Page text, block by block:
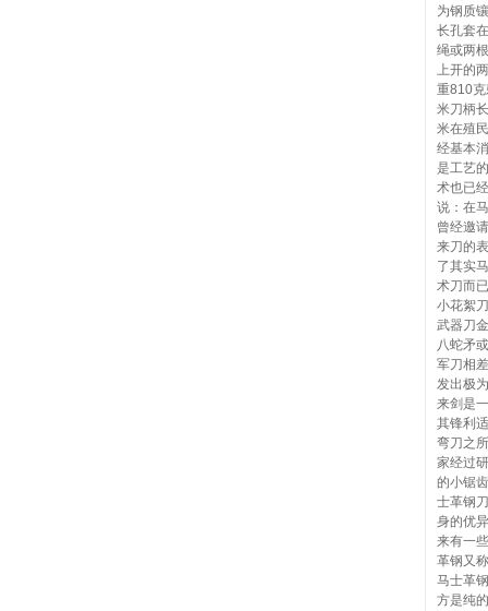
为钢质
长孔套
绳或两
上开的
重810
米刀柄
米在殖
经基本
是工艺
术也已
说：在
曾经邀
来刀的
了其实
术刀而
小花絮
武器刀
八蛇矛
军刀相
发出极
来剑是
其锋利
弯刀之
家经过
的小锯
士革钢
身的优
来有一
革钢又
马士革
方是纯